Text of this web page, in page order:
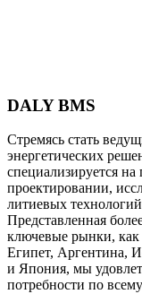
DALY BMS
Стремясь стать
энергетических
специализируется
проектировании,
литиевых
Представленная
ключевые рынки,
Египет, Аргентина,
и Япония, мы
потребности по